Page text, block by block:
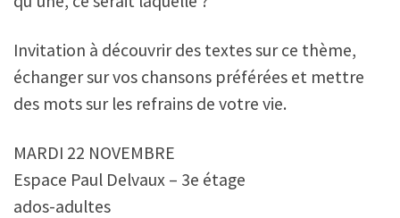
Invitation à découvrir des textes sur ce thème,
échanger sur vos chansons préférées et mettre
des mots sur les refrains de votre vie.
MARDI 22 NOVEMBRE
Espace Paul Delvaux – 3e étage
ados-adultes